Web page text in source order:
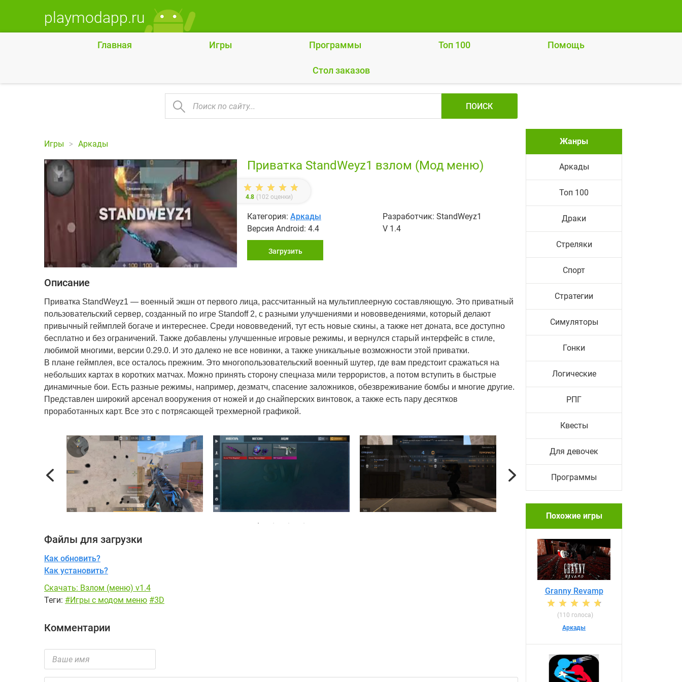
playmodapp.ru
Главная Игры Программы Топ 100 Помощь
Cтол заказов
ПОИСК
Игры Аркады
Приватка StandWeyz1 взлом (Мод меню)
4.8 (102 оценки)
Категория: Аркады
Разработчик: StandWeyz1
Версия Android: 4.4
V 1.4
Загрузить
Описание
Приватка StandWeyz1 — военный экшн от первого лица, рассчитанный на мультиплеерную составляющую. Это приватный
пользовательский сервер, созданный по игре Standoff 2, с разными улучшениями и нововведениями, который делают
привычный геймплей богаче и интереснее. Среди нововведений, тут есть новые скины, а также нет доната, все доступно
бесплатно и без ограничений. Также добавлены улучшенные игровые режимы, и вернулся старый интерфейс в стиле,
любимой многими, версии 0.29.0. И это далеко не все новинки, а также уникальные возможности этой приватки.
В плане геймплея, все осталось прежним. Это многопользовательский военный шутер, где вам предстоит сражаться на
небольших картах в коротких матчах. Можно принять сторону спецназа мили террористов, а потом вступить в быстрые
динамичные бои. Есть разные режимы, например, дезматч, спасение заложников, обезвреживание бомбы и многие другие.
Представлен широкий арсенал вооружения от ножей и до снайперских винтовок, а также есть пару десятков
проработанных карт. Все это с потрясающей трехмерной графикой.
Previous Next
Файлы для загрузки
Как обновить?
Как установить?
Скачать: Взлом (меню) v1.4
Теги: #Игры с модом меню #3D
Комментарии
Жанры
Аркады
Топ 100
Драки
Стреляки
Спорт
Стратегии
Симуляторы
Гонки
Логические
РПГ
Квесты
Для девочек
Программы
Похожие игры
Granny Revamp
(110 голоса)
Аркады